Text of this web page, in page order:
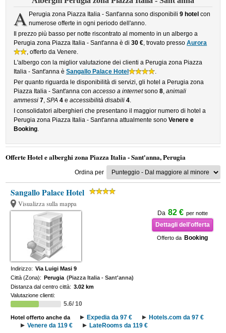
A Perugia zona Piazza Italia - Sant'anna sono disponibili 9 hotel con
numerose offerte in ogni periodo dell'anno.
Il prezzo più basso per notte riscontrato al momento in un albergo a
Perugia zona Piazza Italia - Sant'anna è di30 €, trovato pressoAurora
, offerto da Venere.
L'albergo con la miglior valutazione dei clienti a Perugia zona Piazza
Italia - Sant'anna èSangallo Palace Hotel
.
Per quanto riguarda le disponibilità di servizi, gli hotel a Perugia zona
Piazza Italia - Sant'anna conaccesso a internetsono8,animali
ammessi 7,SPA 4 eaccessibilità disabili 4.
I consolidatori alberghieri che presentano il maggior numero di hotel a
Perugia zona Piazza Italia - Sant'anna attualmente sonoVenere e
Booking.
Offerte Hotel e alberghi zona Piazza Italia - Sant'anna, Perugia
Ordina per
Sangallo Palace Hotel
Visualizza sulla mappa
Da 82 € per notte
Dettagli dell'offerta
Offerto da Booking
Indirizzo: Via Luigi Masi 9
Città (Zona): Perugia (Piazza Italia - Sant'anna)
Distanza dal centro città: 3.02 km
Valutazione clienti:
5.6/ 10
Hotel offerto anche da Expedia da 97 €
Hotels.com da 97 €
Venere da 119 €
LateRooms da 119 €